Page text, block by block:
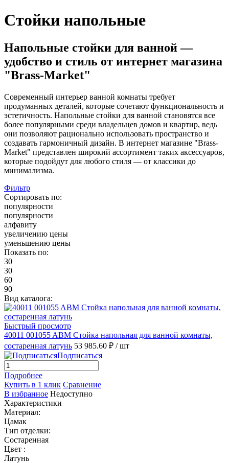
Стойки напольные
Напольные стойки для ванной —
удобство и стиль от интернет магазина
"Brass-Market"
Современный интерьер ванной комнаты требует
продуманных деталей, которые сочетают функциональность и
эстетичность. Напольные стойки для ванной становятся все
более популярными среди владельцев домов и квартир, ведь
они позволяют рационально использовать пространство и
создавать гармоничный дизайн. В интернет магазине "Brass-
Market" представлен широкий ассортимент таких аксессуаров,
которые подойдут для любого стиля — от классики до
минимализма.
Фильтр
Сортировать по:
популярности
популярности
алфавиту
увеличению цены
уменьшению цены
Показать по:
30
30
60
90
Вид каталога:
Быстрый просмотр
40011 001055 ABM Стойка напольная для ванной комнаты,
состаренная латунь 53 985.60 ₽ / шт
Подписаться
Подробнее
Купить в 1 клик Сравнение
В избранное Недоступно
Характеристики
Материал:
Цамак
Тип отделки:
Состаренная
Цвет :
Латунь